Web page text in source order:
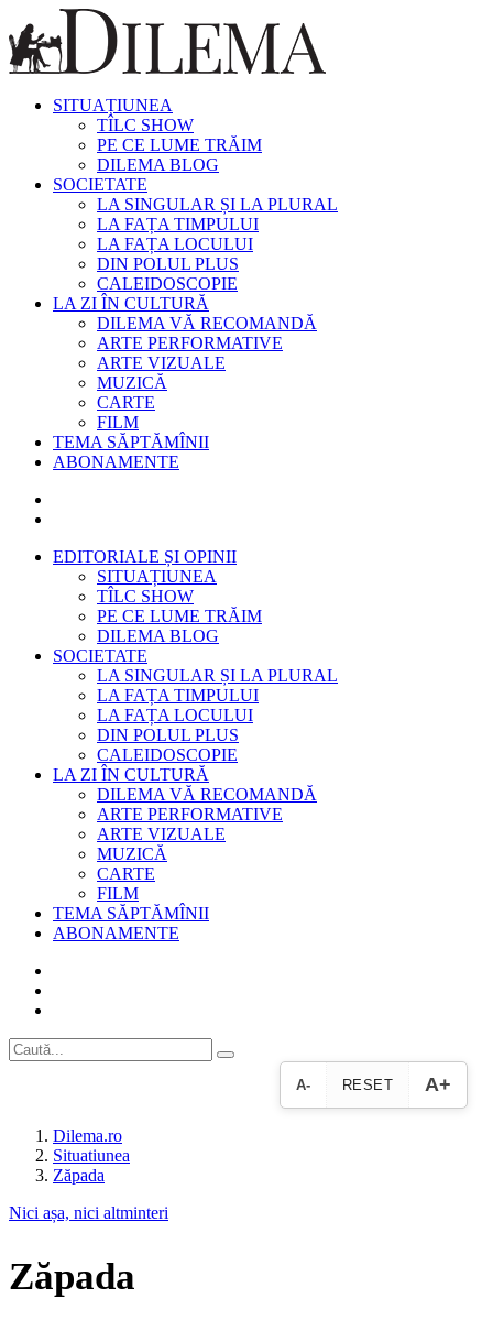
SITUAȚIUNEA
TÎLC SHOW
PE CE LUME TRĂIM
DILEMA BLOG
SOCIETATE
LA SINGULAR ȘI LA PLURAL
LA FAȚA TIMPULUI
LA FAȚA LOCULUI
DIN POLUL PLUS
CALEIDOSCOPIE
LA ZI ÎN CULTURĂ
DILEMA VĂ RECOMANDĂ
ARTE PERFORMATIVE
ARTE VIZUALE
MUZICĂ
CARTE
FILM
TEMA SĂPTĂMÎNII
ABONAMENTE
EDITORIALE ȘI OPINII
SITUAȚIUNEA
TÎLC SHOW
PE CE LUME TRĂIM
DILEMA BLOG
SOCIETATE
LA SINGULAR ȘI LA PLURAL
LA FAȚA TIMPULUI
LA FAȚA LOCULUI
DIN POLUL PLUS
CALEIDOSCOPIE
LA ZI ÎN CULTURĂ
DILEMA VĂ RECOMANDĂ
ARTE PERFORMATIVE
ARTE VIZUALE
MUZICĂ
CARTE
FILM
TEMA SĂPTĂMÎNII
ABONAMENTE
A- RESET A+
Dilema.ro
Situatiunea
Zăpada
Nici așa, nici altminteri
Zăpada